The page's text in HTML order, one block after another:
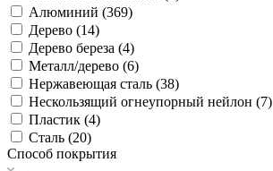
Алюминий (369)
Дерево (14)
Дерево береза (4)
Металл/дерево (6)
Нержавеющая сталь (38)
Нескользящий огнеупорный нейлон (7)
Пластик (4)
Сталь (20)
Способ покрытия